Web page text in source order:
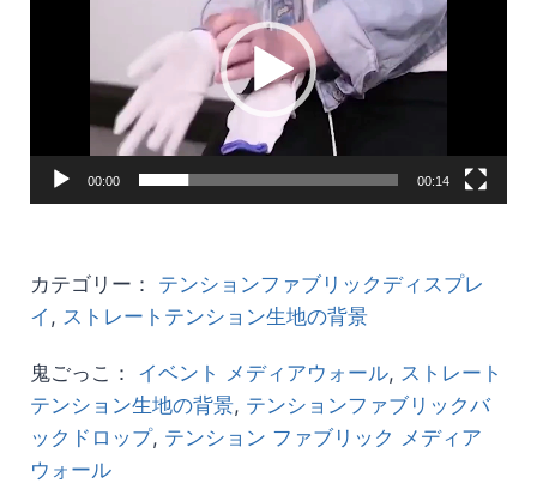
00:00 00:14
カテゴリー：
テンションファブリックディスプレ
イ , ストレートテンション生地の背景
鬼ごっこ： イベント メディアウォール, ストレート
テンション生地の背景, テンションファブリックバ
ックドロップ, テンション ファブリック メディア
ウォール